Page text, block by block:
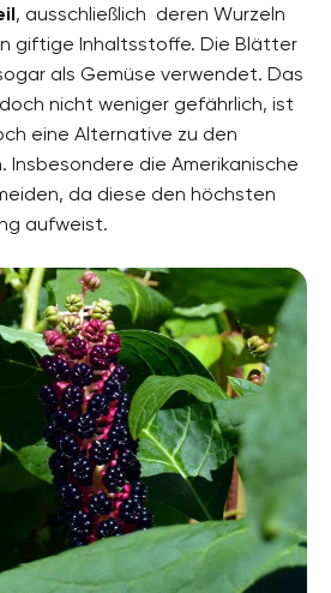
, ausschließlich deren Wurzeln
giftige Inhaltsstoffe. Die Blätter
als Gemüse verwendet. Das
nicht weniger gefährlich, ist
eine Alternative zu den
die Amerikanische
da diese den höchsten
aufweist.